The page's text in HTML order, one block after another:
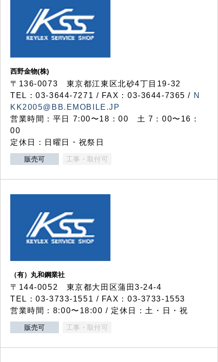
西野金物(株)
〒136-0073 東京都江東区北砂4丁目19-32
TEL：03‐3644‐7271 / FAX：03-3644-7365 / N
KK2005@BB.EMOBILE.JP
営業時間：平日 7:00〜18：00 土 7：00〜16：
00
定休日：日曜日・祝祭日
販売可 工事・取付可
（有）丸和鋼業社
〒144-0052 東京都大田区蒲田3-24-4
TEL：03-3733-1551 / FAX：03-3733-1553
営業時間：8:00〜18:00 / 定休日：土・日・祝
販売可 工事・取付可